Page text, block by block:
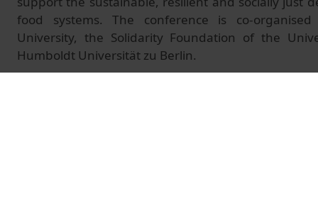
food systems. The conference is co-
University, the Solidarity Foundation of the
Humboldt Universität zu Berlin.